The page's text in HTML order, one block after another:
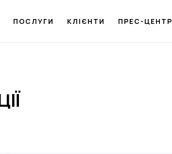
ПОСЛУГИ КЛІЄНТИ ПРЕС-ЦЕНТР